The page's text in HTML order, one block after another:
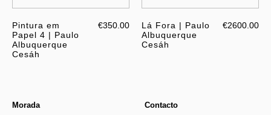
Pintura em
Papel 4 | Paulo
Albuquerque
Cesáh
€350.00
Lá Fora | Paulo
Albuquerque
Cesáh
€2600.00
Morada
Contacto